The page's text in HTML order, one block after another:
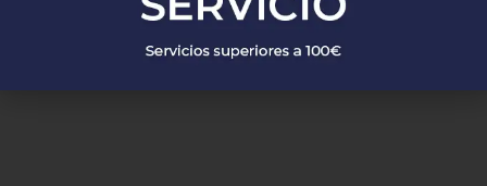
PEDIR PRESUPUESTO